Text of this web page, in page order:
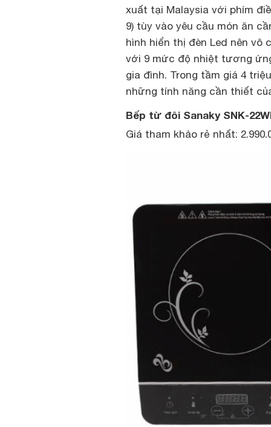
xuất tại Malaysia với phím
9) tùy vào yêu cầu món ăn
hình hiển thị đèn Led nên
với 9 mức độ nhiệt tương
gia đình. Trong tầm giá 4
những tính năng cần thiết
Bếp từ đôi Sanaky SNK-
Giá tham khảo rẻ nhất: